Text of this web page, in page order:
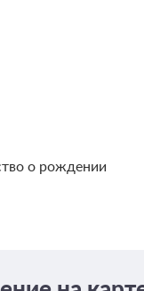
о рождении